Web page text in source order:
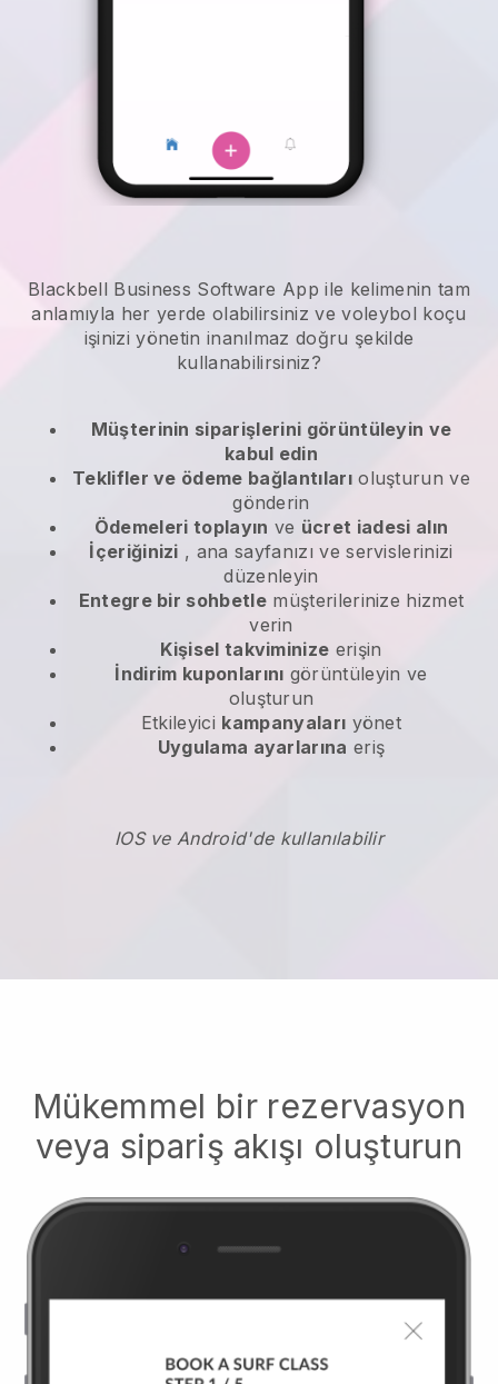
Blackbell Business Software App ile kelimenin tam
anlamıyla her yerde olabilirsiniz vevoleybol koçu
işinizi yönetin inanılmaz doğru şekilde
kullanabilirsiniz?
Müşterinin siparişlerini görüntüleyin ve
kabul edin
Teklifler ve ödeme bağlantılarıoluşturun ve
gönderin
Ödemeleri toplayın ve ücret iadesi alın
İçeriğinizi , ana sayfanızı ve servislerinizi
düzenleyin
Entegre bir sohbetle müşterilerinize hizmet
verin
Kişisel takviminize erişin
İndirim kuponlarını görüntüleyin ve
oluşturun
Etkileyici kampanyaları yönet
Uygulama ayarlarına eriş
IOS ve Android'de kullanılabilir
Mükemmel bir rezervasyon
veya sipariş akışı oluşturun